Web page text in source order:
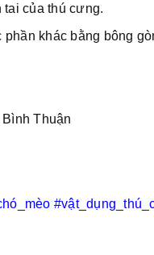
tai của thú cưng.
khác bằng bông
Thuận